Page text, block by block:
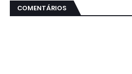
COMENTÁRIOS